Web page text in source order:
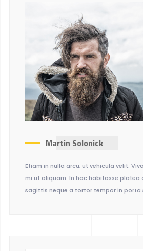
Martin Solonick
Etiam in nulla arcu, ut vehicula velit.
mi ut aliquam. In hac habitasse platea
sagittis neque a tortor tempor in porta